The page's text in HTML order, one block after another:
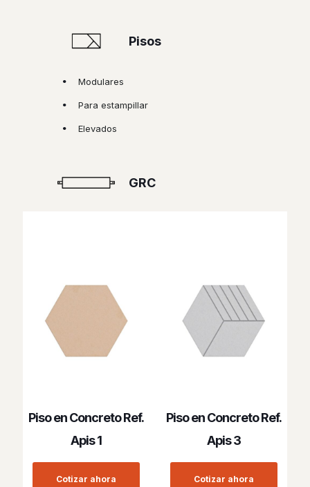
Pisos
Modulares
Para estampillar
Elevados
GRC
Piso en Concreto Ref.
Apis 1
Cotizar ahora
Piso en Concreto Ref.
Apis 3
Cotizar ahora